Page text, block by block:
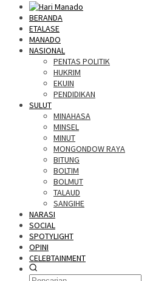
BERANDA
ETALASE
MANADO
NASIONAL
PENTAS POLITIK
HUKRIM
EKUIN
PENDIDIKAN
SULUT
MINAHASA
MINSEL
MINUT
MONGONDOW RAYA
BITUNG
BOLTIM
BOLMUT
TALAUD
SANGIHE
NARASI
SOCIAL
SPOTYLIGHT
OPINI
CELEBTAINMENT